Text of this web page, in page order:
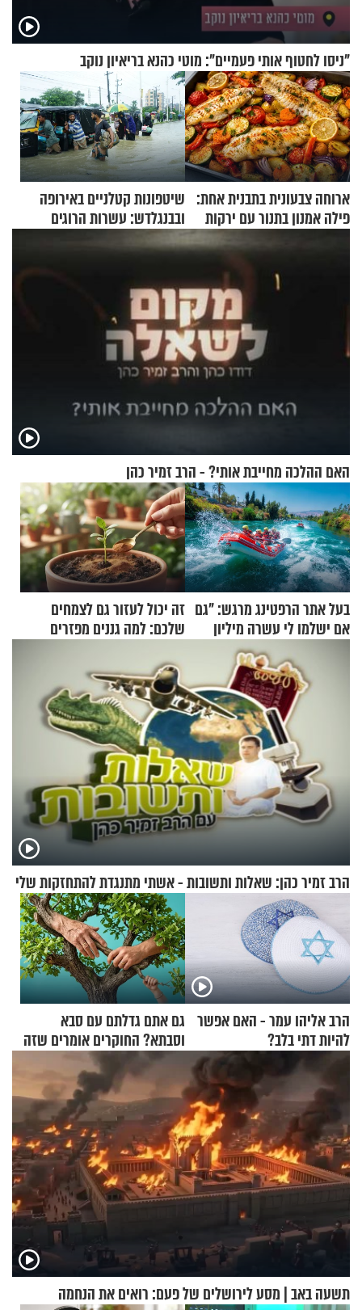
"ניסו לחטוף אותי פעמיים": מוטי כהנא בריאיון נוקב
ארוחה צבעונית בתבנית אחת:
פילה אמנון בתנור עם ירקות
שיטפונות קטלניים באירופה
ובבנגלדש: עשרות הרוגים
ומיליון נפגעים
האם ההלכה מחייבת אותי? - הרב זמיר כהן
בעל אתר הרפטינג מרגש: "גם
אם ישלמו לי עשרה מיליון
שקלים - לא אפתח בשבת"
זה יכול לעזור גם לצמחים
שלכם: למה גננים מפזרים
הרב זמיר כהן: שאלות ותשובות - אשתי מתנגדת להתחזקות שלי
הרב אליהו עמר - האם אפשר
להיות דתי בלב?
גם אתם גדלתם עם סבא
וסבתא? החוקרים אומרים שזה
מתכון מנצח
תשעה באב | מסע לירושלים של פעם: רואים את הנחמה